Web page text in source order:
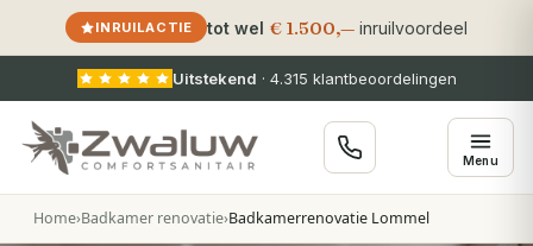
INRUILACTIE tot wel € 1.500,— inruilvoordeel
Uitstekend · 4.315 klantbeoordelingen
Menu
Home›Badkamer renovatie›Badkamerrenovatie Lommel